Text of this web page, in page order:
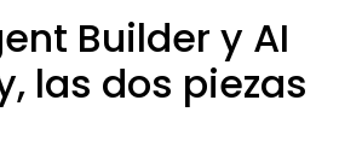
Builder y AI
las dos piezas